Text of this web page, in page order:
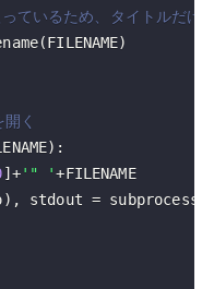
ているため、タイトルだけ
(FILENAME)
く
) :
] +'" '+
FILENAME
) , stdout = subprocess